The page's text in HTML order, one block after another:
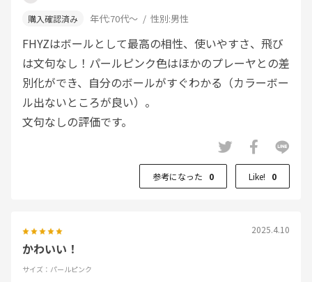
年代:70代～ 性別:男性
FHYZはボールとして最高の相性、使いやすさ、飛び
は文句なし！パールピンク色はほかのプレーヤとの差
別化ができ、自分のボールがすぐわかる（カラーボー
ル出ないところが良い）。
文句なしの評価です。
参考になった 0 Like! 0
2025.4.10
かわいい！
サイズ：パールピンク